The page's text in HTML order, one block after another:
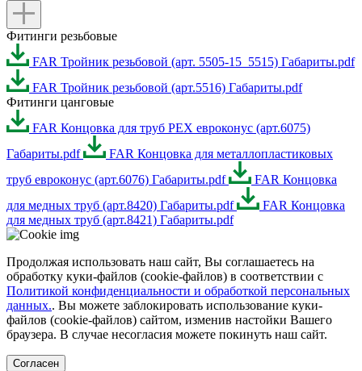
Фитинги резьбовые
FAR Тройник резьбовой (арт. 5505-15_5515) Габариты.pdf
FAR Тройник резьбовой (арт.5516) Габариты.pdf
Фитинги цанговые
FAR Концовка для труб РЕХ евроконус (арт.6075)
Габариты.pdf
FAR Концовка для металлопластиковых
труб евроконус (арт.6076) Габариты.pdf
FAR Концовка
для медных труб (арт.8420) Габариты.pdf
FAR Концовка
для медных труб (арт.8421) Габариты.pdf
Продолжая использовать наш сайт, Вы соглашаетесь на
обработку куки-файлов (cookie-файлов) в соответствии с
Политикой конфиденциальности и обработкой персональных
данных.. Вы можете заблокировать использование куки-
файлов (cookie-файлов) сайтом, изменив настойки Вашего
браузера. В случае несогласия можете покинуть наш сайт.
Согласен